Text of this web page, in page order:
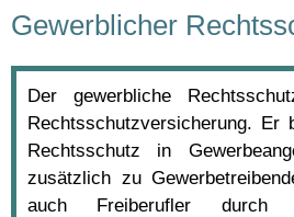
Gewerblicher
Der gewerbliche
Rechtsschutzversicherung. Er
Rechtsschutz in
zusätzlich zu
auch Freiberufler durch